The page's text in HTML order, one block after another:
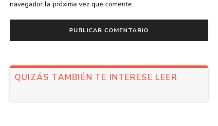
navegador la próxima vez que comente.
QUIZÁS TAMBIÉN TE INTERESE LEER